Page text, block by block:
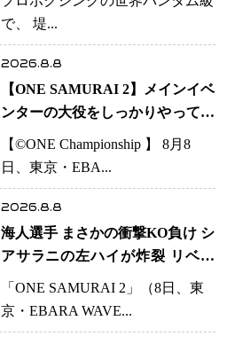
真選手、那須川天心選手との交錯
で、 堤...
2026.8.8
【ONE SAMURAI 2】メインイベ
ンターの大役をしっかりやっての
けた野杁正明が衝撃のリベン
ジ！ リウ・メンヤンを1R・2分
着
【©️ONE Championship 】 8月8
日、東京・EBA...
2026.8.8
海人選手 まさかの衝撃KO負け シ
アサラニの左ハイが炸裂 リベン
ジ戦は一瞬で決着
「ONE SAMURAI 2」（8日、東
京・EBARA WAVE...